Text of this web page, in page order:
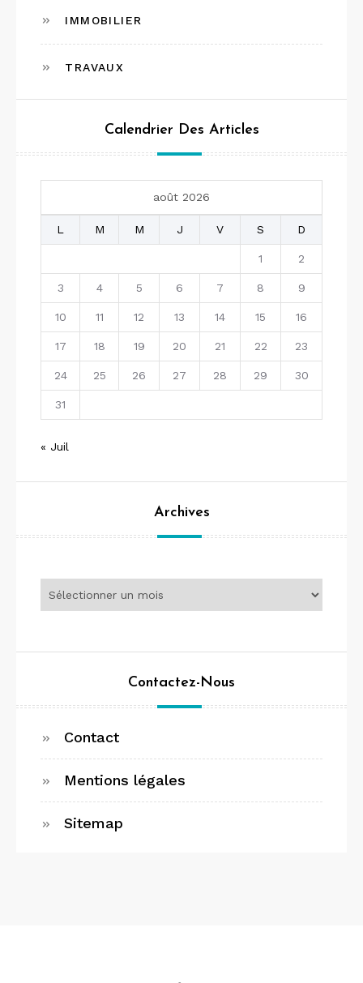
IMMOBILIER
TRAVAUX
Calendrier Des Articles
août 2026
L M M J V S D
1 2
3 4 5 6 7 8 9
10 11 12 13 14 15 16
17 18 19 20 21 22 23
24 25 26 27 28 29 30
31
« Juil
Archives
Contactez-Nous
Contact
Mentions légales
Sitemap